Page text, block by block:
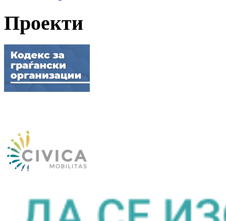
Проекти